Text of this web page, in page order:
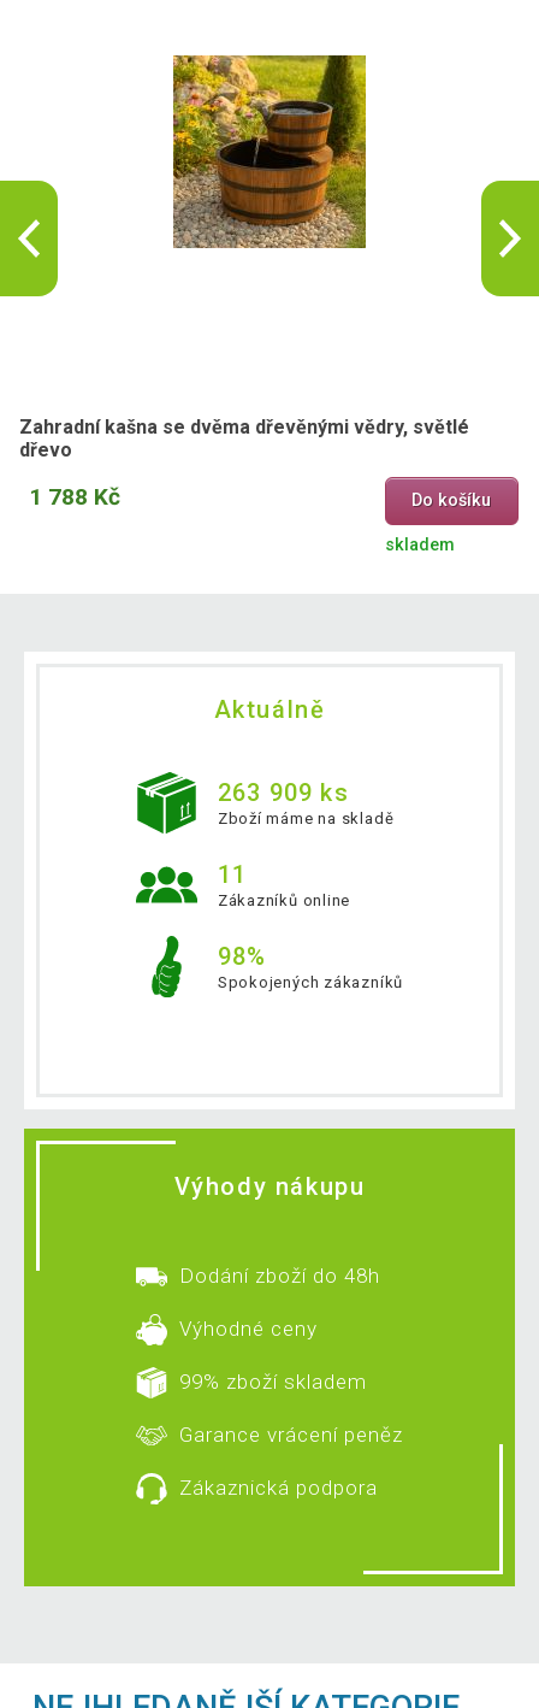
Zahradní kašna se dvěma dřevěnými vědry, světlé
dřevo
1 788 Kč Do košíku
skladem
Aktuálně
263 909 ks
Zboží máme na skladě
11
Zákazníků online
98%
Spokojených zákazníků
Výhody nákupu
Dodání zboží do 48h
Výhodné ceny
99% zboží skladem
Garance vrácení peněz
Zákaznická podpora